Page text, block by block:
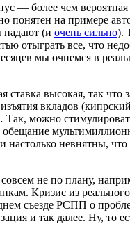
— более чем
понятен на примере
падают (и очень сильно).
отыграть все, что
мы очнемся в
высокая, так
вкладов
можно
невнятны,
не по плану,
Кризис из
съезде РСПП о
и так далее. Ну,